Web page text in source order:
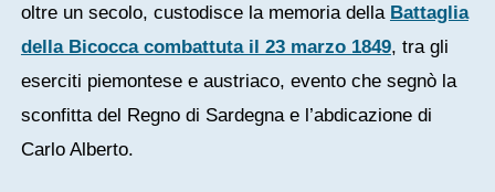
oltre un secolo, custodisce la memoria della Battaglia
della Bicocca combattuta il 23 marzo 1849, tra gli
eserciti piemontese e austriaco, evento che segnò la
sconfitta del Regno di Sardegna e l’abdicazione di
Carlo Alberto.